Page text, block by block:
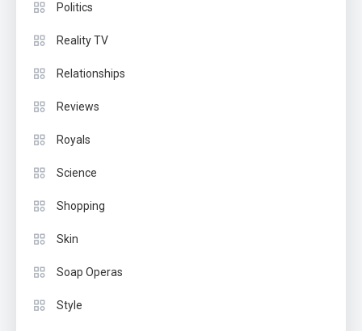
Politics
Reality TV
Relationships
Reviews
Royals
Science
Shopping
Skin
Soap Operas
Style